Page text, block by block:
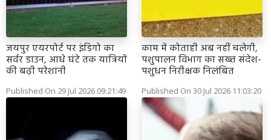
जयपुर एयरपोर्ट पर इंडिगो का
सर्वर डाउन, आधे घंटे तक यात्रियों
की बढ़ी परेशानी
Published On 29 Jul 2026 09:21:49
काम में कोताही अब नहीं चलेगी,
पशुपालन विभाग का सख्त संदेश-
पशुधन निरीक्षक निलंबित
Published On 30 Jul 2026 11:03:20